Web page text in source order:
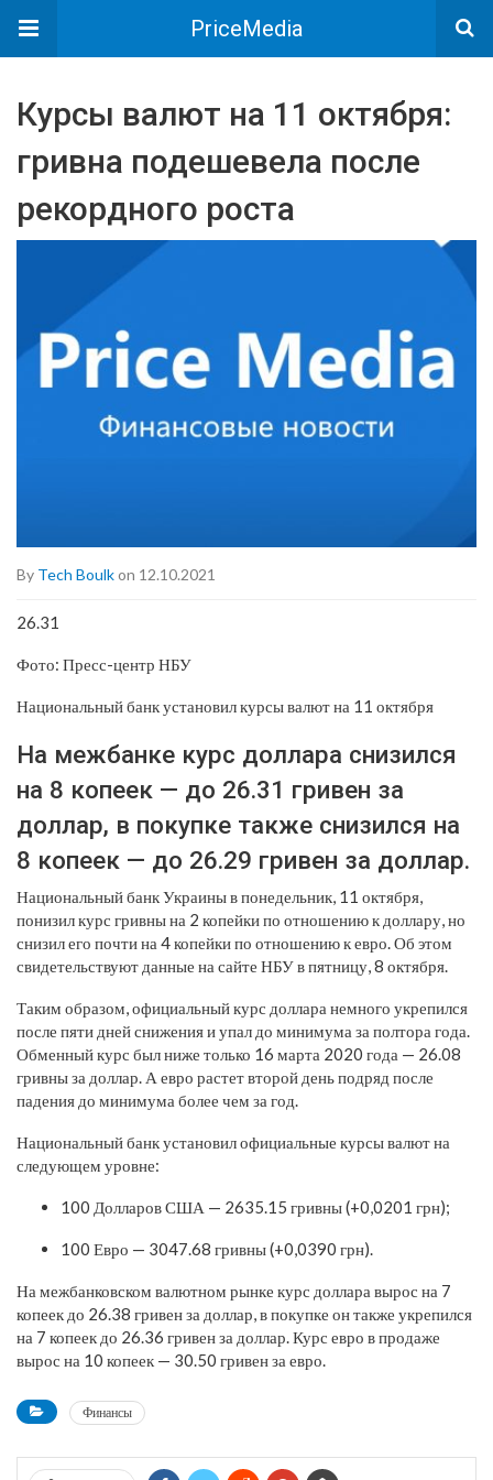
PriceMedia
Курсы валют на 11 октября:
гривна подешевела после
рекордного роста
By Tech Boulkon 12.10.2021
26.31
Фото: Пресс-центр НБУ
Национальный банк установил курсы валют на 11 октября
На межбанке курс доллара снизился
на 8 копеек — до 26.31 гривен за
доллар, в покупке также снизился на
8 копеек — до 26.29 гривен за доллар.
Национальный банк Украины в понедельник, 11 октября,
понизил курс гривны на 2 копейки по отношению к доллару, но
снизил его почти на 4 копейки по отношению к евро. Об этом
свидетельствуют данные на сайте НБУ в пятницу, 8 октября.
Таким образом, официальный курс доллара немного укрепился
после пяти дней снижения и упал до минимума за полтора года.
Обменный курс был ниже только 16 марта 2020 года — 26.08
гривны за доллар. А евро растет второй день подряд после
падения до минимума более чем за год.
Национальный банк установил официальные курсы валют на
следующем уровне:
100 Долларов США — 2635.15 гривны (+0,0201 грн);
100 Евро — 3047.68 гривны (+0,0390 грн).
На межбанковском валютном рынке курс доллара вырос на 7
копеек до 26.38 гривен за доллар, в покупке он также укрепился
на 7 копеек до 26.36 гривен за доллар. Курс евро в продаже
вырос на 10 копеек — 30.50 гривен за евро.
Финансы